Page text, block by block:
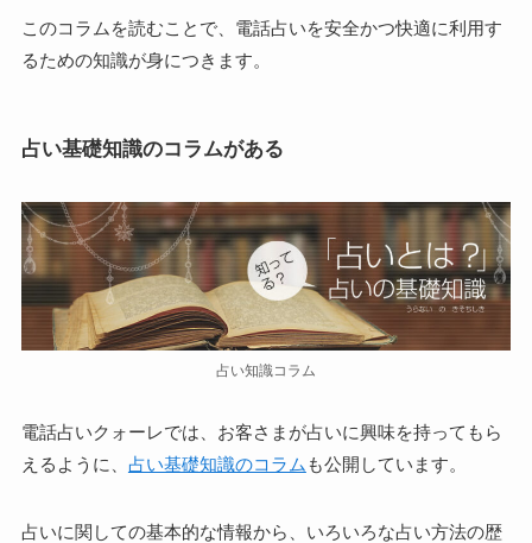
このコラムを読むことで、電話占いを安全かつ快適に利用す
るための知識が身につきます。
占い基礎知識のコラムがある
占い知識コラム
電話占いクォーレでは、お客さまが占いに興味を持ってもら
えるように、 占い基礎知識のコラム も公開しています。
占いに関しての基本的な情報から、いろいろな占い方法の歴